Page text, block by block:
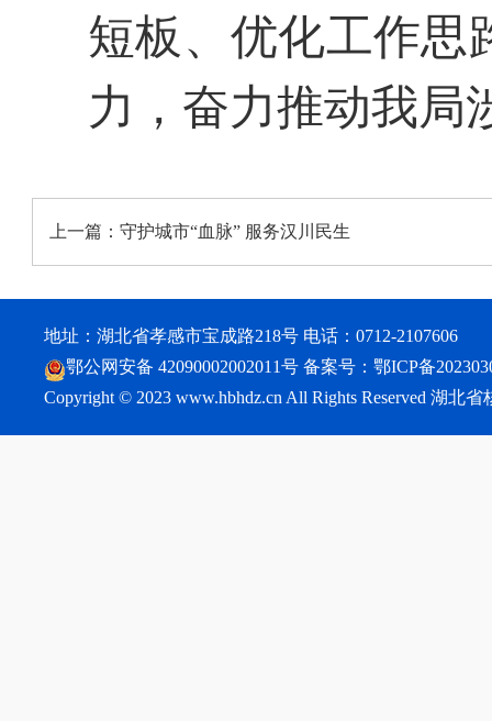
短板、优化工作思
力，奋力推动我局
上一篇： 守护城市“血脉” 服务汉川民生
地址：湖北省孝感市宝成路218号 电话：0712-2107606
鄂公网安备 42090002002011号 备案号： 鄂ICP备
Copyright © 2023 www.hbhdz.cn All Rights Reserved 湖北